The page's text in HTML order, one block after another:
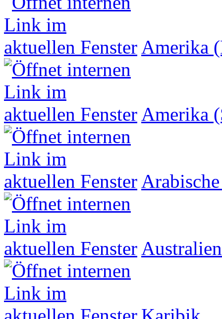
Amerika
Amerika
Australien